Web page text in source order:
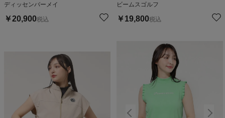
ディッセンバーメイ
￥20,900税込
ビームスゴルフ
￥ 19,800税込